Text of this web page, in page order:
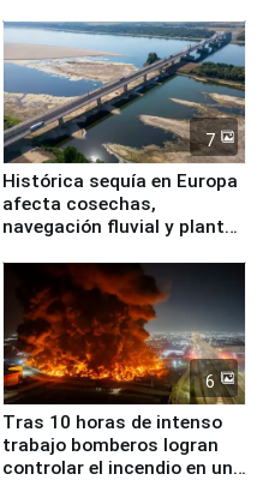
7
Histórica sequía en Europa
afecta cosechas,
navegación fluvial y plantas
6
Tras 10 horas de intenso
trabajo bomberos logran
controlar el incendio en una